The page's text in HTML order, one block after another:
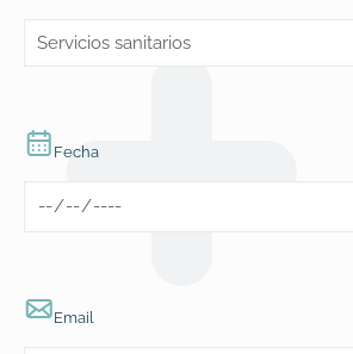
Fecha
Email